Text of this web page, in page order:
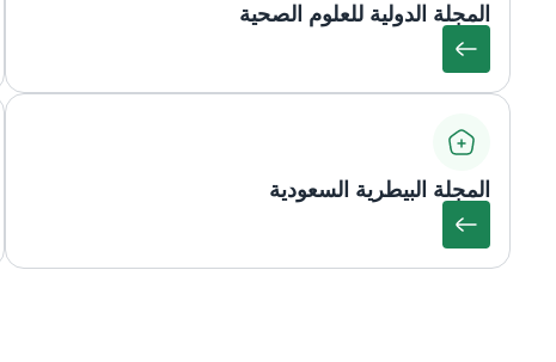
المجلة الدولية للعلوم الصحية
المجلة البيطرية السعودية